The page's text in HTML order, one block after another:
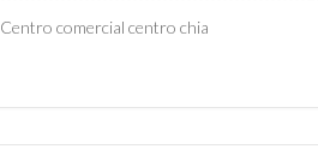
Centro comercial centro chia